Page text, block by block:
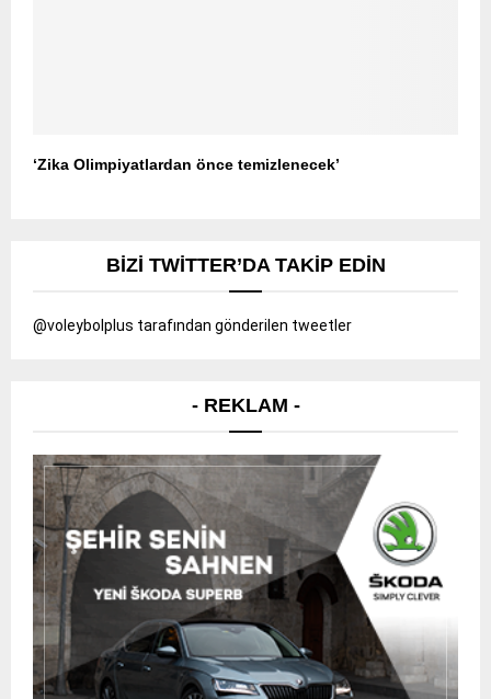
‘Zika Olimpiyatlardan önce temizlenecek’
BIZI TWITTER’DA TAKIP EDIN
@voleybolplus tarafından gönderilen tweetler
- REKLAM -